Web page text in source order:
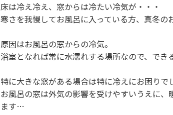
床は冷え冷え、窓からは冷たい冷気が・・・
寒さを我慢してお風呂に入っている方、真冬の
原因はお風呂の窓からの冷気。
浴室となれば常に水濡れする場所なので、でき
特に大きな窓がある場合は特に冷えにお困りで
お風呂の窓は外気の影響を受けやすいうえに
ます…